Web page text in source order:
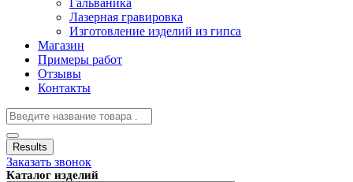
Гальваника
Лазерная гравировка
Изготовление изделий из гипса
Магазин
Примеры работ
Отзывы
Контакты
Results
Заказать звонок
Каталог изделий